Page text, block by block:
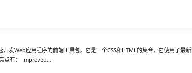
发Web应用程序的前端工具包。它是一个CSS和HTML的集合，它使用了最
点有： Improved...